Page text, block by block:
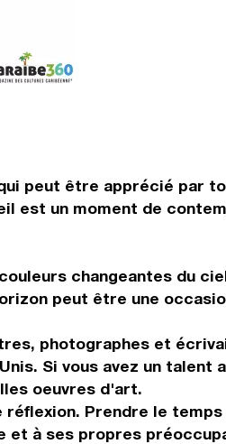
peut être apprécié par
est un moment de
changeantes du
peut être une
photographes et
Si vous avez un
oeuvres d'art.
Prendre le
à ses propres